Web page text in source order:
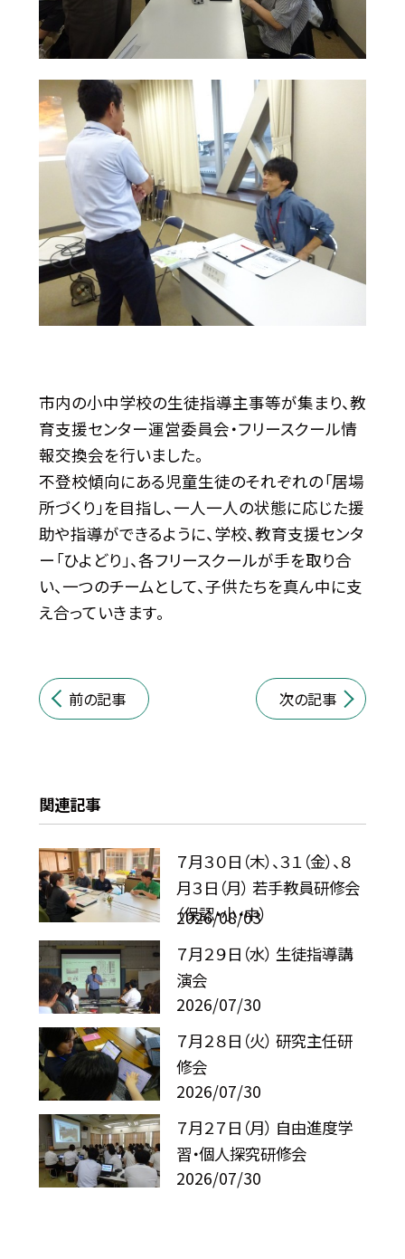
市内の小中学校の生徒指導主事等が集まり、教
育支援センター運営委員会・フリースクール情
報交換会を行いました。
不登校傾向にある児童生徒のそれぞれの「居場
所づくり」を目指し、一人一人の状態に応じた援
助や指導ができるように、学校、教育支援センタ
ー「ひよどり」、各フリースクールが手を取り合
い、一つのチームとして、子供たちを真ん中に支
え合っていきます。
前の記事 次の記事
関連記事
７月３０日（木）、３１（金）、８
月３日（月） 若手教員研修会
（保認・小・中）
2026/08/03
７月２９日（水） 生徒指導講
演会
2026/07/30
７月２８日（火） 研究主任研
修会
2026/07/30
７月２７日（月） 自由進度学
習・個人探究研修会
2026/07/30